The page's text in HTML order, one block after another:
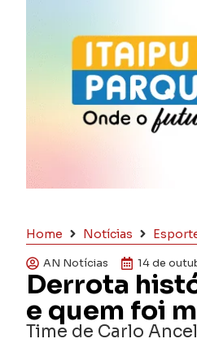
Home Notícias
AN Notícias 14 de
Derrota
e quem foi
Time de Carlo